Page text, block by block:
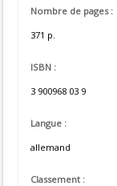
Nombre de pages :
371 p.
ISBN :
3 900968 03 9
Langue :
allemand
Classement :